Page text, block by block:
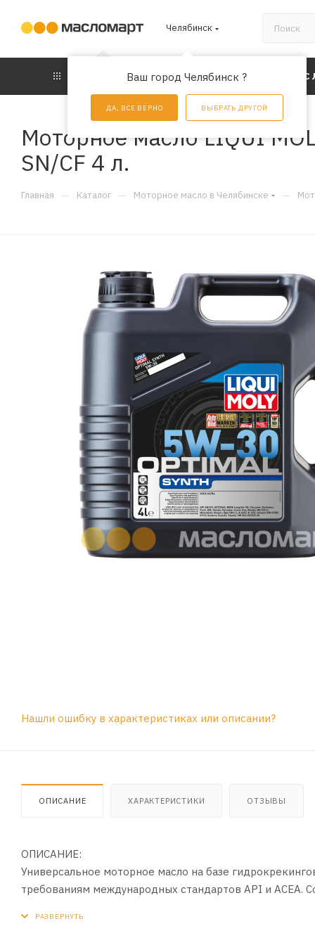
Челябинск
Ваш город Челябинск ?
ДА, ВСЕ ВЕРНО ВЫБРАТЬ ДРУГОЙ
АКЦИИ
Моторное масло LIQUI
SN/CF 4 л.
Главная — Каталог — Моторное масло в Челябинске —
Нашли ошибку в характеристиках или описании?
ОПИСАНИЕ ХАРАКТЕРИСТИКИ ОТЗЫВЫ
ОПИСАНИЕ:
Универсальное моторное масло на базе
требованиям международных стандартов API и